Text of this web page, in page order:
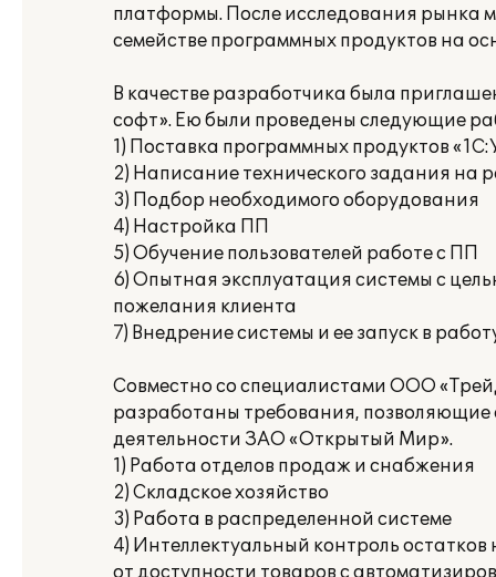
платформы. После исследования рынка
семействе программных продуктов на
В качестве разработчика была
софт». Ею были проведены следующие
1) Поставка программных продуктов
2) Написание технического задания на
3) Подбор необходимого оборудования
4) Настройка ПП
5) Обучение пользователей работе с ПП
6) Опытная эксплуатация системы с
пожелания клиента
7) Внедрение системы и ее запуск в
Совместно со специалистами ООО
разработаны требования, позволяющие
деятельности ЗАО «Открытый Мир».
1) Работа отделов продаж и снабжения
2) Складское хозяйство
3) Работа в распределенной системе
4) Интеллектуальный контроль остатков
от доступности товаров с